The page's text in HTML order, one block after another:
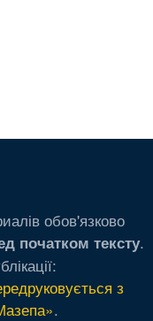
обов'язково
початком тексту.
з
.